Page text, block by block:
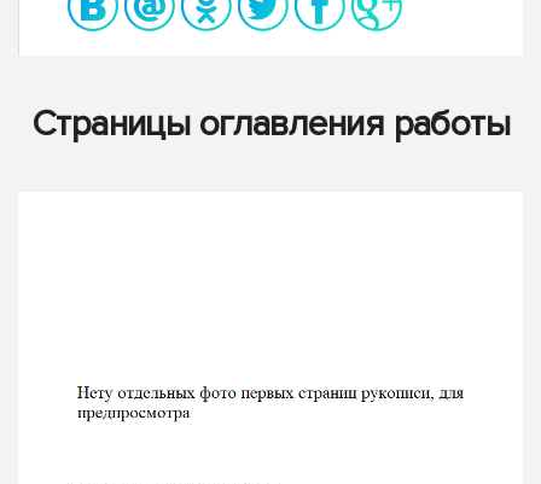
Страницы оглавления работы